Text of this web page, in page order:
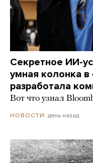
Секретное ИИ-
умная колонка
разработала
Вот что узнал
НОВОСТИ день назад